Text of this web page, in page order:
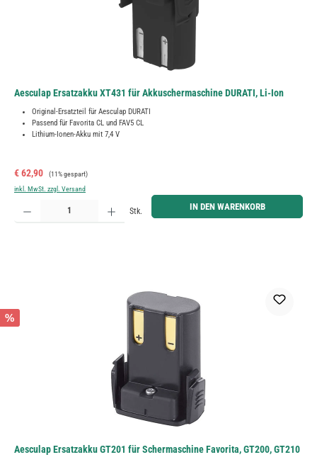
Aesculap Ersatzakku XT431 für Akkuschermaschine DURATI, Li-Ion
Original-Ersatzteil für Aesculap DURATI
Passend für Favorita CL und FAV5 CL
Lithium-Ionen-Akku mit 7,4 V
Verkaufspreis:
€ 62,90 Regulärer Preis:
(11% gespart)
inkl. MwSt. zzgl. Versand
Produkt Anzahl: Gib den gewünschten Wert ein oder benutze die Schaltflächen um die Anzahl zu
Stk. IN DEN WARENKORB
%
Aesculap Ersatzakku GT201 für Schermaschine Favorita, GT200, GT210